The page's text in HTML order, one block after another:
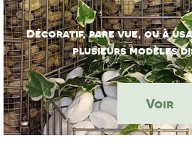
Décoratif, pare vue, ou à
plusieurs modèles
Voir